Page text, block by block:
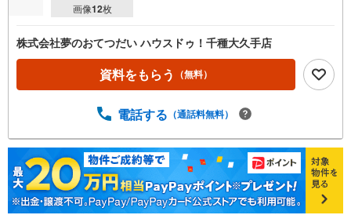
画像12枚
株式会社夢のおてつだい ハウスドゥ！千種大久手店
資料をもらう （無料）
電話する （通話料無料）